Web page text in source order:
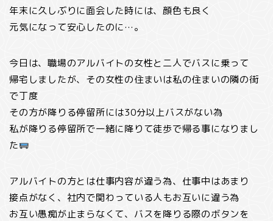
年末に久しぶりに面会した時には、顔色も良く
元気になって安心したのに…。
今日は、職場のアルバイトの女性と二人でバスに乗って
帰宅しましたが、その女性の住まいは私の住まいの隣の街
で丁度
その方が降りる停留所には30分以上バスがない為
私が降りる停留所で一緒に降りて徒歩で帰る事になりまし
た
アルバイトの方とは仕事内容が違う為、仕事中はあまり
接点がなく、社内で関わっている人もお互いに違う為
お互い愚痴が止まらなくて、バスを降りる際のボタンを